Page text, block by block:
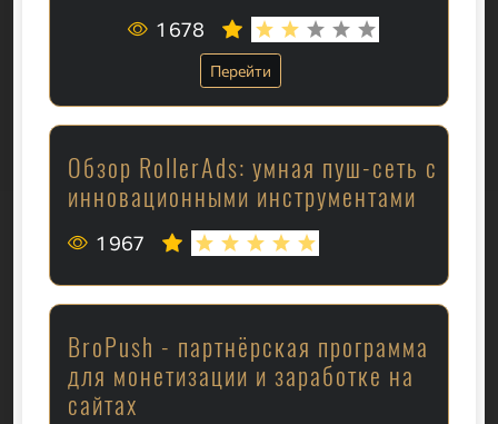
1 678
Перейти
Обзор RollerAds: умная пуш-сеть с
инновационными инструментами
1 967
BroPush - партнёрская программа
для монетизации и заработке на
сайтах